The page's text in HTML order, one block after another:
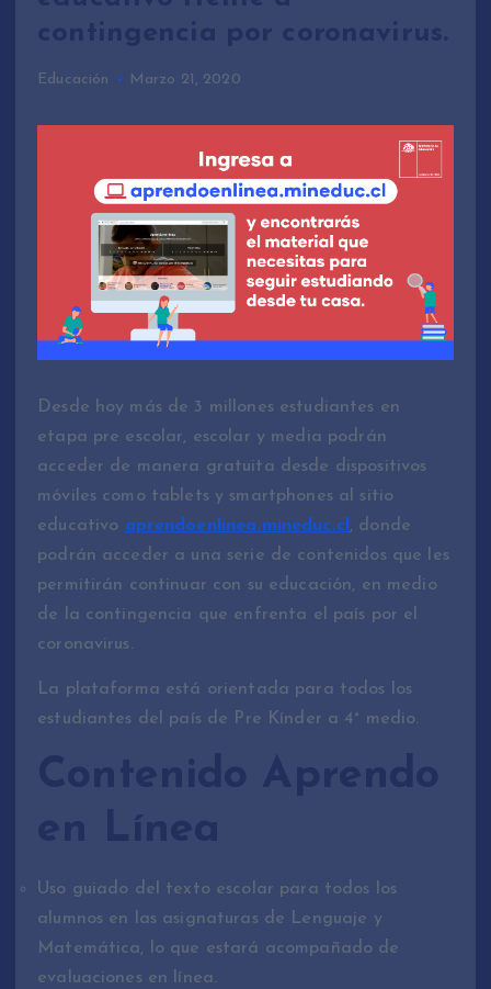
contingencia por coronavirus.
Educación Marzo 21, 2020
Desde hoy más de 3 millones estudiantes en
etapa pre escolar, escolar y media podrán
acceder de manera gratuita desde dispositivos
móviles como tablets y smartphones al sitio
educativo aprendoenlinea.mineduc.cl , donde
podrán acceder a una serie de contenidos que les
permitirán continuar con su educación, en medio
de la contingencia que enfrenta el país por el
coronavirus.
La plataforma está orientada para todos los
estudiantes del país de Pre Kínder a 4° medio.
Contenido Aprendo
en Línea
Uso guiado del texto escolar para todos los
alumnos en las asignaturas de Lenguaje y
Matemática, lo que estará acompañado de
evaluaciones en línea.